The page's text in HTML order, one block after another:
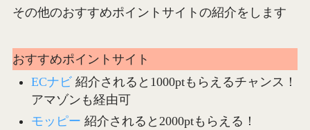
その他のおすすめポイントサイトの紹介をします
おすすめポイントサイト
ECナビ紹介されると1000ptもらえるチャンス！
アマゾンも経由可
モッピー 紹介されると2000ptもらえる！